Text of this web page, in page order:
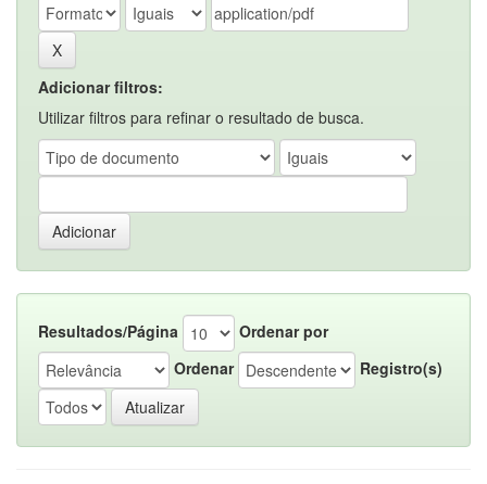
Adicionar filtros:
Utilizar filtros para refinar o resultado de busca.
Resultados/Página
Ordenar por
Ordenar
Registro(s)